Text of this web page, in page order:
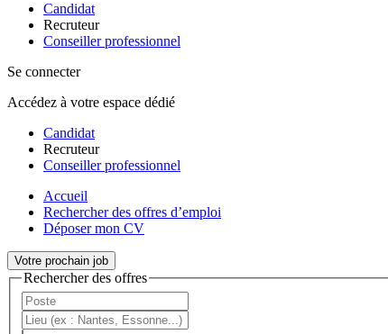
Candidat
Recruteur
Conseiller professionnel
Se connecter
Accédez à votre espace dédié
Candidat
Recruteur
Conseiller professionnel
Accueil
Rechercher des offres d’emploi
Déposer mon CV
Votre prochain job
Rechercher des offres